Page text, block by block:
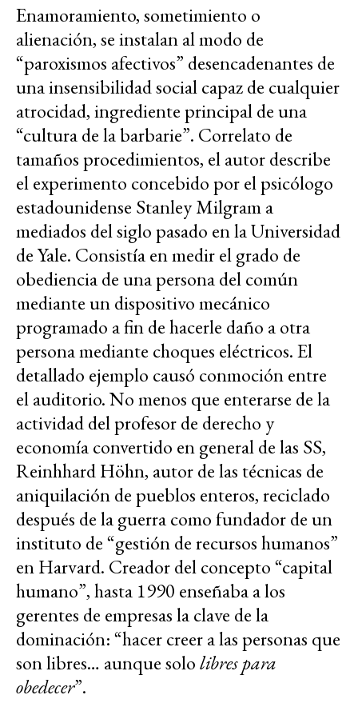
Enamoramiento, sometimiento o
alienación, se instalan al modo de
“paroxismos afectivos” desencadenantes de
una insensibilidad social capaz de cualquier
atrocidad, ingrediente principal de una
“cultura de la barbarie”. Correlato de
tamaños procedimientos, el autor describe
el experimento concebido por el psicólogo
estadounidense Stanley Milgram a
mediados del siglo pasado en la Universidad
de Yale. Consistía en medir el grado de
obediencia de una persona del común
mediante un dispositivo mecánico
programado a fin de hacerle daño a otra
persona mediante choques eléctricos. El
detallado ejemplo causó conmoción entre
el auditorio. No menos que enterarse de la
actividad del profesor de derecho y
economía convertido en general de las SS,
Reinhhard Höhn, autor de las técnicas de
aniquilación de pueblos enteros, reciclado
después de la guerra como fundador de un
instituto de “gestión de recursos humanos”
en Harvard. Creador del concepto “capital
humano”, hasta 1990 enseñaba a los
gerentes de empresas la clave de la
dominación: “hacer creer a las personas que
son libres… aunque sololibres para
obedecer”.